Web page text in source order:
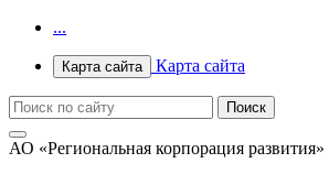
...
Карта сайта Карта сайта
АО «Региональная корпорация развития»